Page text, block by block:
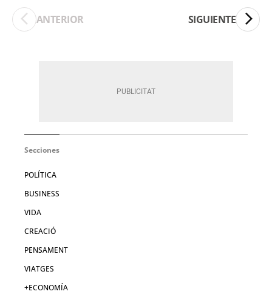
ANTERIOR SIGUIENTE
Secciones
POLÍTICA
BUSINESS
VIDA
CREACIÓ
PENSAMENT
VIATGES
+ECONOMÍA